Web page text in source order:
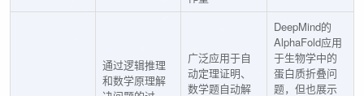
通过逻辑推理
和数学原理解
广泛应用于自
动定理证明、
数学题自动解
DeepMind的
AlphaFold应用
于生物学中的
蛋白质折叠问
题，但也展示